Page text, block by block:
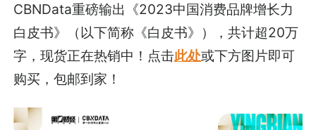
CBNData重磅输出《2023中国消费品牌增长力
白皮书》（以下简称《白皮书》），共计超20万
字，现货正在热销中！点击此处或下方图片即可
购买，包邮到家！